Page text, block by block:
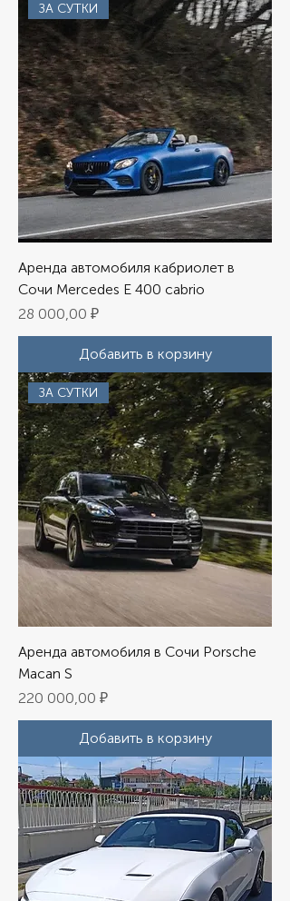
ЗА СУТКИ
Аренда автомобиля кабриолет в
Сочи Mercedes E 400 cabrio
Цена
28 000,00 ₽
Добавить в корзину
ЗА СУТКИ
Аренда автомобиля в Сочи Porsche
Macan S
Цена
220 000,00 ₽
Добавить в корзину